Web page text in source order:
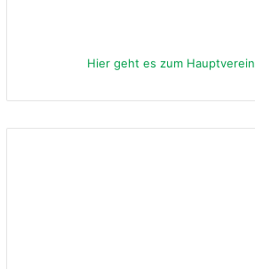
Hier geht es zum Hauptverein